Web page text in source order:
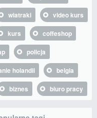
wiatraki
video kurs
kurs
coffeshop
policja
holandii
belgia
biznes biuro pracy